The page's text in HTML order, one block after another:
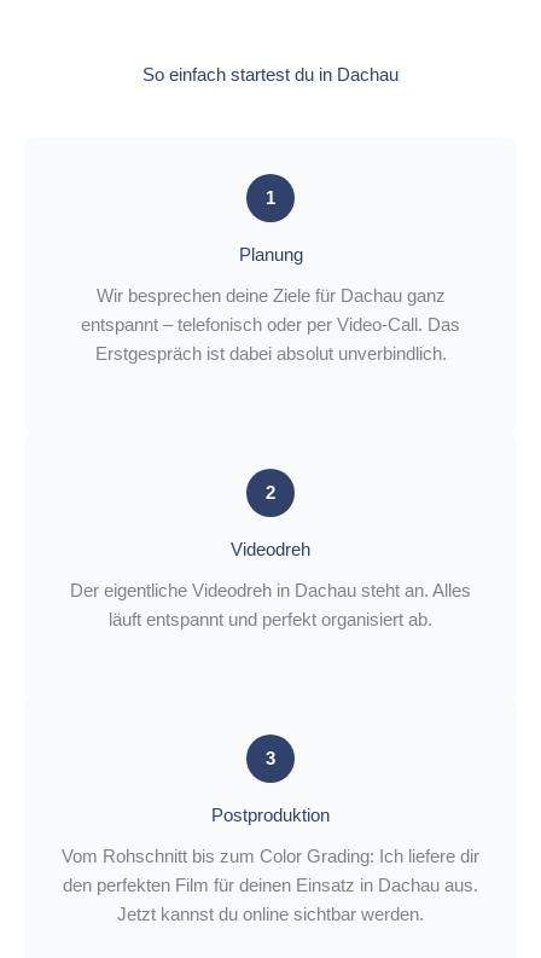
So einfach startest du in Dachau
1
Planung
Wir besprechen deine Ziele für Dachau ganz
entspannt – telefonisch oder per Video-Call. Das
Erstgespräch ist dabei absolut unverbindlich.
2
Videodreh
Der eigentliche Videodreh in Dachau steht an. Alles
läuft entspannt und perfekt organisiert ab.
3
Postproduktion
Vom Rohschnitt bis zum Color Grading: Ich liefere dir
den perfekten Film für deinen Einsatz in Dachau aus.
Jetzt kannst du online sichtbar werden.